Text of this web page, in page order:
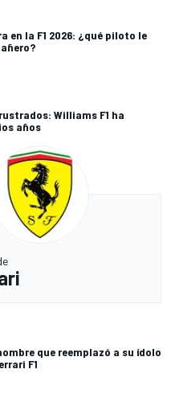
en la F1 2026: ¿qué piloto le
Williams F1 ha
años
que reemplazó a su ídolo
F1